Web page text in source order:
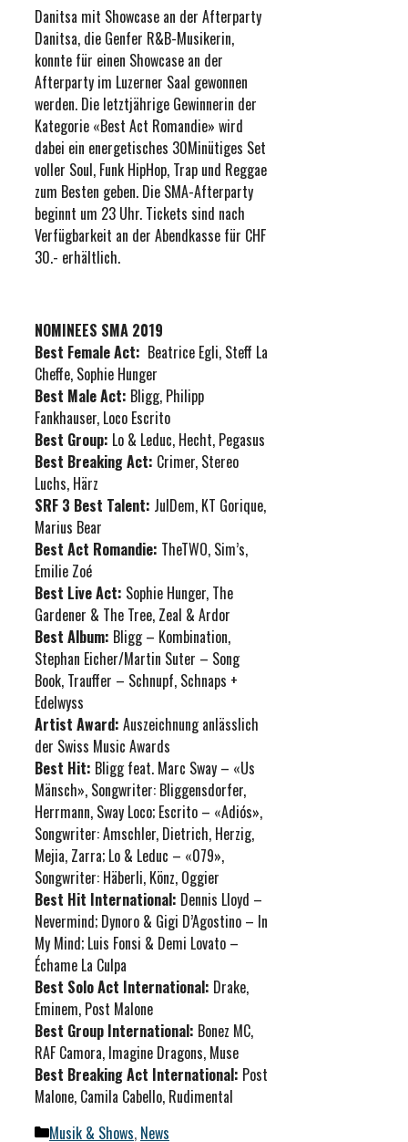
Danitsa mit Showcase an der Afterparty
Danitsa, die Genfer R&B-Musikerin,
konnte für einen Showcase an der
Afterparty im Luzerner Saal gewonnen
werden. Die letztjährige Gewinnerin der
Kategorie «Best Act Romandie» wird
dabei ein energetisches 30Minütiges Set
voller Soul, Funk HipHop, Trap und Reggae
zum Besten geben. Die SMA-Afterparty
beginnt um 23 Uhr. Tickets sind nach
Verfügbarkeit an der Abendkasse für CHF
30.- erhältlich.
NOMINEES SMA 2019
Best Female Act: Beatrice Egli, Steff La
Cheffe, Sophie Hunger
Best Male Act: Bligg, Philipp
Fankhauser, Loco Escrito
Best Group: Lo & Leduc, Hecht, Pegasus
Best Breaking Act: Crimer, Stereo
Luchs, Härz
SRF 3 Best Talent: JulDem, KT Gorique,
Marius Bear
Best Act Romandie: TheTWO, Sim’s,
Emilie Zoé
Best Live Act: Sophie Hunger, The
Gardener & The Tree, Zeal & Ardor
Best Album: Bligg – Kombination,
Stephan Eicher/Martin Suter – Song
Book, Trauffer – Schnupf, Schnaps +
Edelwyss
Artist Award: Auszeichnung anlässlich
der Swiss Music Awards
Best Hit: Bligg feat. Marc Sway – «Us
Mänsch», Songwriter: Bliggensdorfer,
Herrmann, Sway Loco; Escrito – «Adiós»,
Songwriter: Amschler, Dietrich, Herzig,
Mejia, Zarra; Lo & Leduc – «079»,
Songwriter: Häberli, Könz, Oggier
Best Hit International: Dennis Lloyd –
Nevermind; Dynoro & Gigi D’Agostino – In
My Mind; Luis Fonsi & Demi Lovato –
Échame La Culpa
Best Solo Act International: Drake,
Eminem, Post Malone
Best Group International: Bonez MC,
RAF Camora, Imagine Dragons, Muse
Best Breaking Act International: Post
Malone, Camila Cabello, Rudimental
Kategorien
Musik & Shows, News